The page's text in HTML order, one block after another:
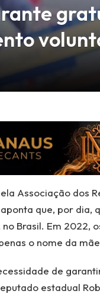
Associação dos
que, por dia,
Brasil. Em 2022,
o nome da
de
estadual